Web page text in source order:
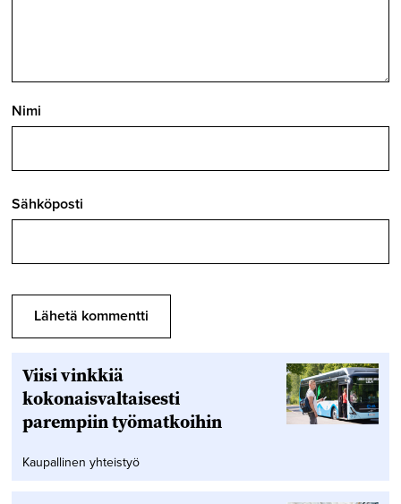
Nimi
Sähköposti
Viisi vinkkiä
kokonaisvaltaisesti
parempiin työmatkoihin
Kaupallinen yhteistyö